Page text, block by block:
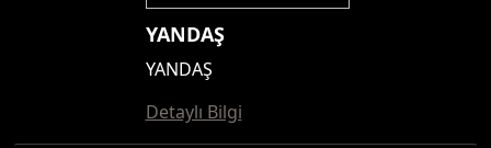
YANDAŞ
YANDAŞ
Detaylı Bilgi